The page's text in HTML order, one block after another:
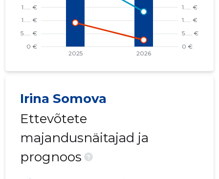
Irina Somova
Ettevõtete
majandusnäitajad ja
prognoos
?